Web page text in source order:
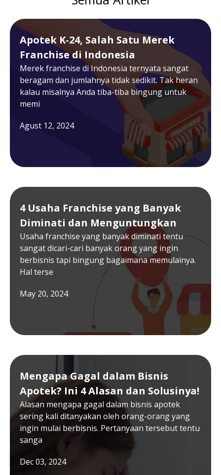
Apotek K-24, Salah Satu Merek
Franchise di Indonesia
Merek franchise di Indonesia ternyata sangat
beragam dan jumlahnya tidak sedikit. Tak heran
kalau misalnya Anda tiba-tiba bingung untuk
memi
Agust 12, 2024
4 Usaha Franchise yang Banyak
Diminati dan Menguntungkan
Usaha franchise yang banyak diminati tentu
sangat dicari-cari banyak orang yang ingin
berbisnis tapi bingung bagaimana memulainya.
Hal terse
May 20, 2024
Mengapa Gagal dalam Bisnis
Apotek? Ini 4 Alasan dan Solusinya!
Alasan mengapa gagal dalam bisnis apotek
sering kali ditanyakan oleh orang-orang yang
ingin mulai berbisnis. Pertanyaan tersebut tentu
sanga
Dec 03, 2024